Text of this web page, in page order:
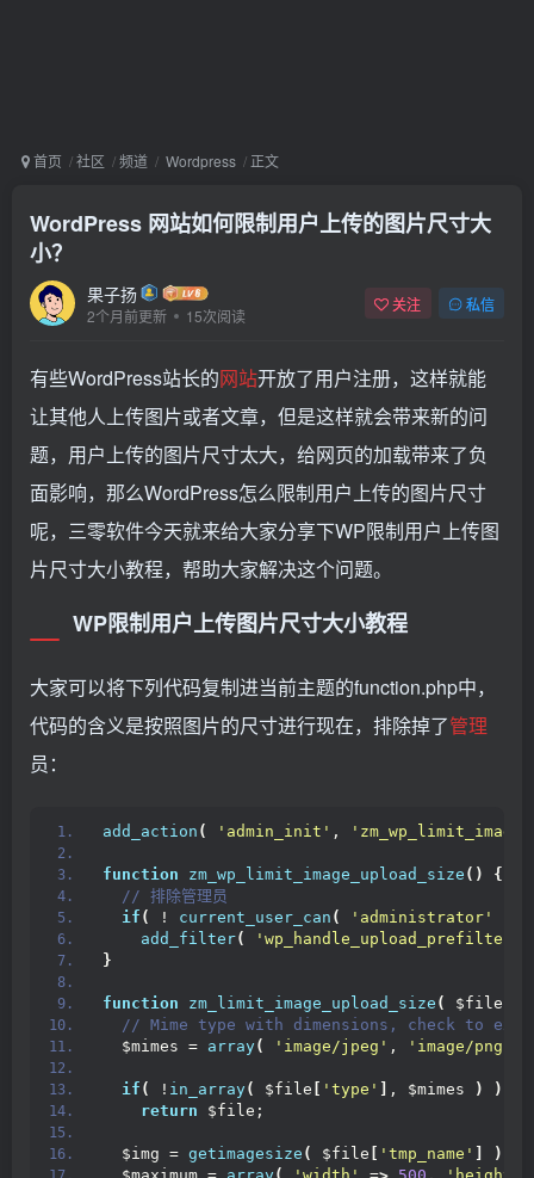
首页 社区 频道 Wordpress 正文
WordPress 网站如何限制用户上传的图片尺寸大
小？
果子扬
2个月前更新 15次阅读
关注 私信
有些WordPress站长的网站开放了用户注册，这样就能
让其他人上传图片或者文章，但是这样就会带来新的问
题，用户上传的图片尺寸太大，给网页的加载带来了负
面影响，那么WordPress怎么限制用户上传的图片尺寸
呢，三零软件今天就来给大家分享下WP限制用户上传图
片尺寸大小教程，帮助大家解决这个问题。
WP限制用户上传图片尺寸大小教程
大家可以将下列代码复制进当前主题的function.php中，
代码的含义是按照图片的尺寸进行现在，排除掉了管理
员：
add_action ( 'admin_init' ,
function zm_wp_limit_image_upload_size ()
{
// 排除管理员
if ( ! current_user_can ( 'administrator'
add_filter( 'wp_handle_upload_prefilter'
}
function zm_limit_image_upload_size ( $file
// Mime type with dimensions, check to
  $mimes =
array( 'image/jpeg' , 'image/png'
if ( ! in_array( $file 'type' , $mimes )
)
return $file;
  $img =
getimagesize ( $file 'tmp_name' )